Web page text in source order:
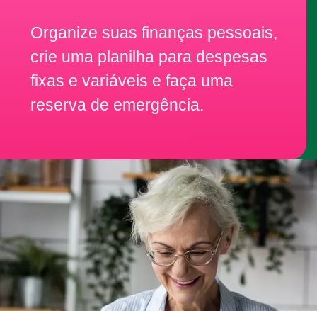
Organize suas finanças pessoais,
crie uma planilha para despesas
fixas e variáveis e faça uma
reserva de emergência.